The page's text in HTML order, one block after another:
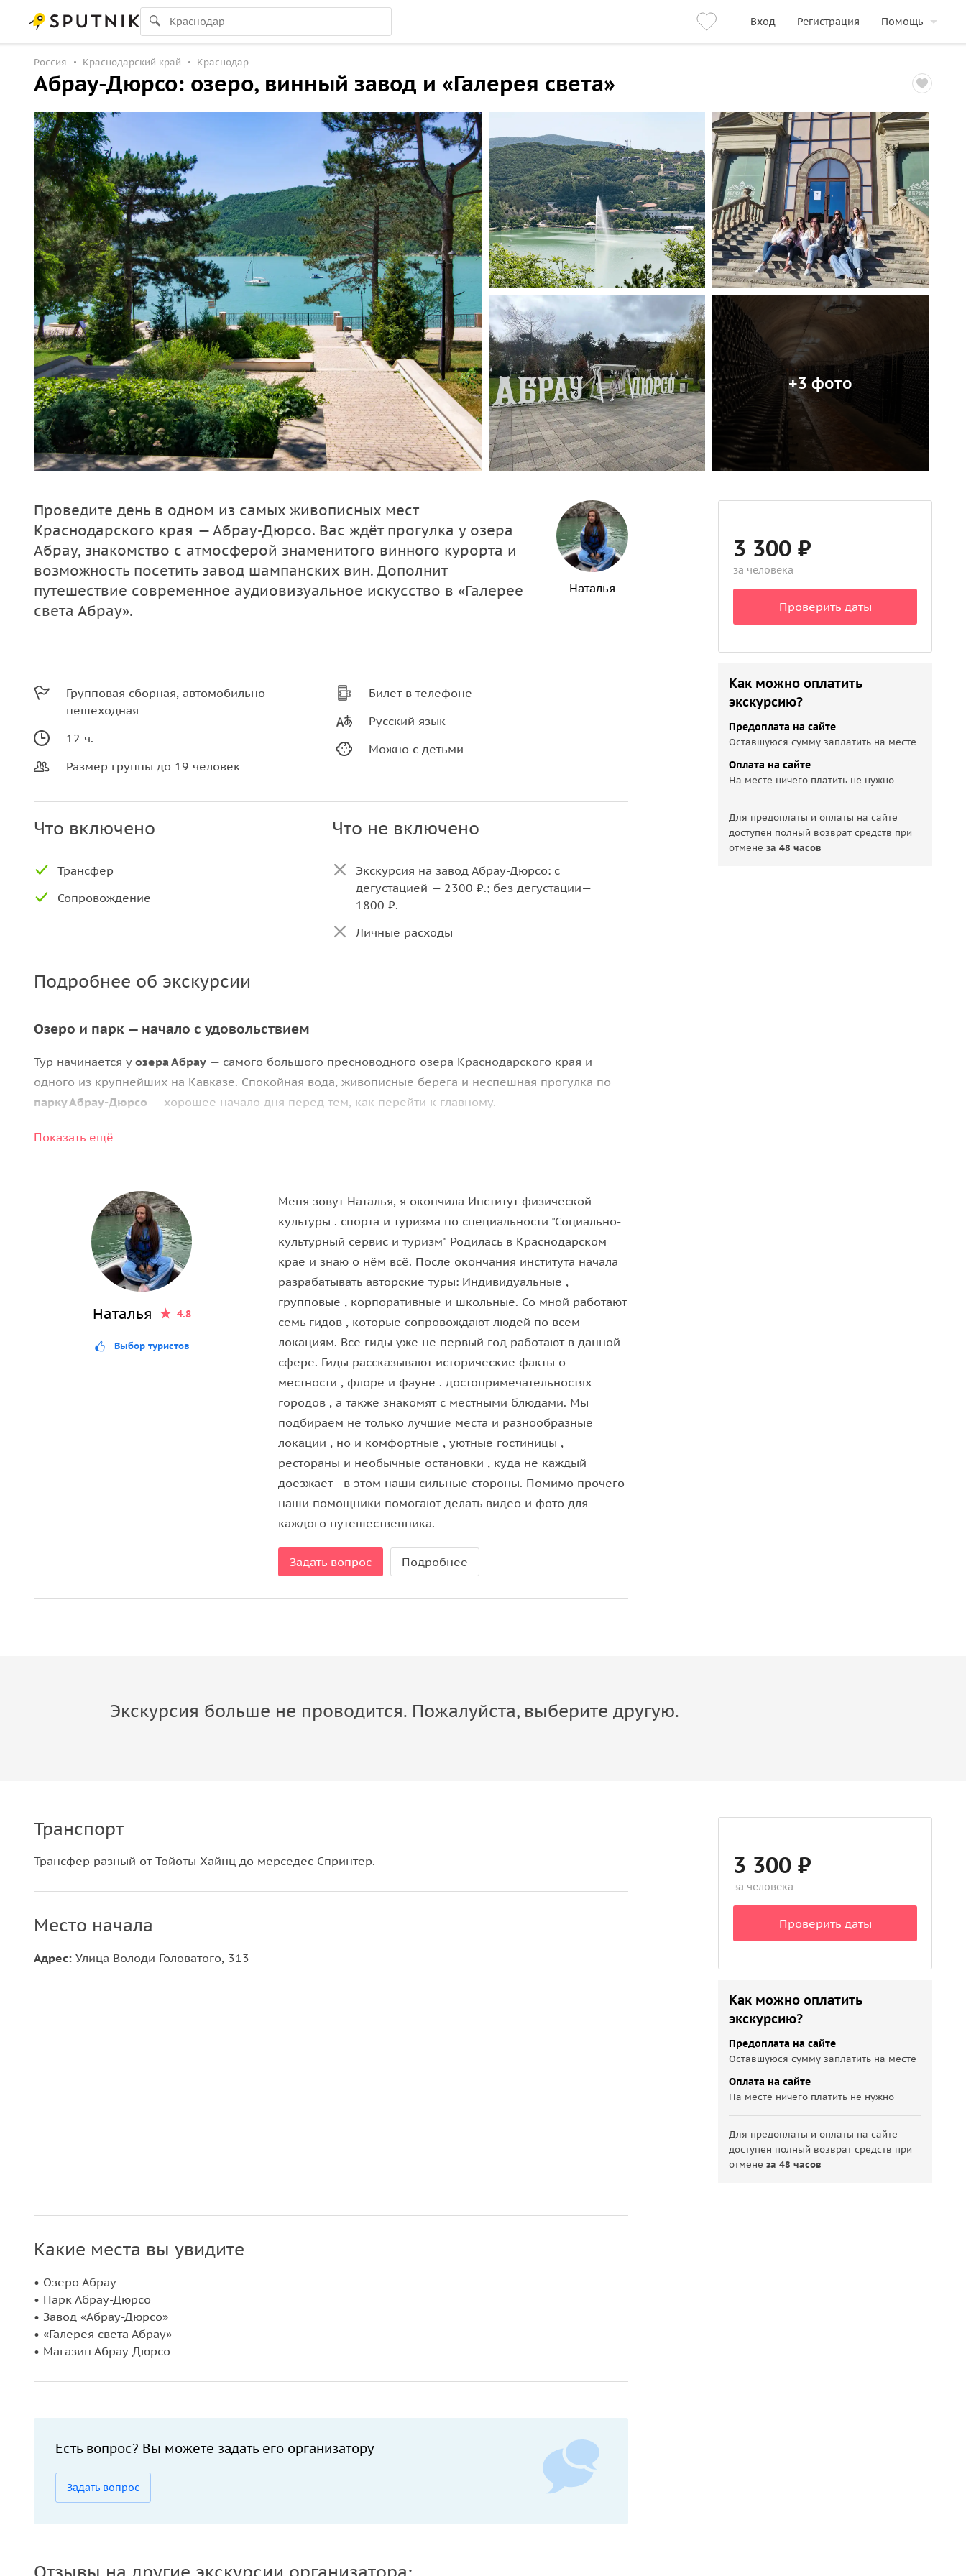
Вход Регистрация Помощь
Россия Краснодарский край Краснодар
Абрау-Дюрсо: озеро, винный завод и «Галерея света»
+3 фото
Проведите день в одном из самых живописных мест
Краснодарского края — Абрау-Дюрсо. Вас ждёт прогулка у озера
Абрау, знакомство с атмосферой знаменитого винного курорта и
возможность посетить завод шампанских вин. Дополнит
путешествие современное аудиовизуальное искусство в «Галерее
света Абрау».
Наталья
Групповая сборная, автомобильно-
пешеходная
12 ч.
Размер группы до 19 человек
Билет в телефоне
Русский язык
Можно с детьми
Что включено
Трансфер
Сопровождение
Что не включено
Экскурсия на завод Абрау-Дюрсо: с
дегустацией — 2300 ₽.; без дегустации—
1800 ₽.
Личные расходы
Подробнее об экскурсии
Озеро и парк — начало с удовольствием
Тур начинается у озера Абрау — самого большого пресноводного озера Краснодарского края и
одного из крупнейших на Кавказе. Спокойная вода, живописные берега и неспешная прогулка по
парку Абрау-Дюрсо — хорошее начало дня перед тем, как перейти к главному.
Завод шампанского и галерея света
По желанию —экскурсия на завод Абрау-Дюрсо: история производства, технологии и, конечно,
дегустация. В стоимость билета на завод входит посещение
современного аудиовизуального искусства Kuflex, где видео, звук, свет и движение создают
атмосферу, непохожую ни на что другое.
Завершает день остановка в фирменном магазине Абрау-Дюрсо— здесь можно купить продукцию
завода по выгодным ценам и забрать домой вкусный сувенир.
Показать ещё
Наталья 4.8
Выбор туристов
Меня зовут Наталья, я окончила Институт физической
культуры . спорта и туризма по специальности "Социально-
культурный сервис и туризм" Родилась в Краснодарском
крае и знаю о нём всё. После окончания института начала
разрабатывать авторские туры: Индивидуальные ,
групповые , корпоративные и школьные. Со мной работают
семь гидов , которые сопровождают людей по всем
локациям. Все гиды уже не первый год работают в данной
сфере. Гиды рассказывают исторические факты о
местности , флоре и фауне . достопримечательностях
городов , а также знакомят с местными блюдами. Мы
подбираем не только лучшие места и разнообразные
локации , но и комфортные , уютные гостиницы ,
рестораны и необычные остановки , куда не каждый
доезжает - в этом наши сильные стороны. Помимо прочего
наши помощники помогают делать видео и фото для
каждого путешественника.
Задать вопрос Подробнее
3 300 ₽
за человека
Проверить даты
Как можно оплатить
экскурсию?
Предоплата на сайте
Оставшуюся сумму заплатить на месте
Оплата на сайте
На месте ничего платить не нужно
Для предоплаты и оплаты на сайте
доступен полный возврат средств при
отменеза 48 часов
Экскурсия больше не проводится. Пожалуйста, выберите другую.
Транспорт
Трансфер разный от Тойоты Хайнц до мерседес Спринтер.
Место начала
Адрес: Улица Володи Головатого, 313
Какие места вы увидите
• Озеро Абрау
• Парк Абрау-Дюрсо
• Завод «Абрау-Дюрсо»
• «Галерея света Абрау»
• Магазин Абрау-Дюрсо
Есть вопрос? Вы можете задать его организатору
Задать вопрос
3 300 ₽
за человека
Проверить даты
Как можно оплатить
экскурсию?
Предоплата на сайте
Оставшуюся сумму заплатить на месте
Оплата на сайте
На месте ничего платить не нужно
Для предоплаты и оплаты на сайте
доступен полный возврат средств при
отменеза 48 часов